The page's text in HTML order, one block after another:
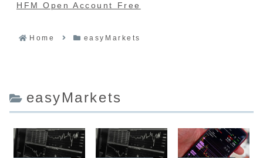
HFM Open Account Free
Home easyMarkets
easyMarkets